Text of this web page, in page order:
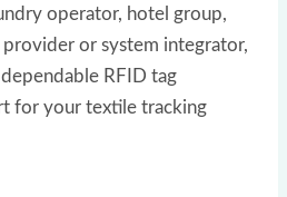
operator, hotel group,
or system integrator,
RFID tag
for your textile tracking